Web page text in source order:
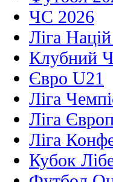
ЧС 2026
Ліга
Клубний
Євро U21
Ліга
Ліга
Ліга
Кубок